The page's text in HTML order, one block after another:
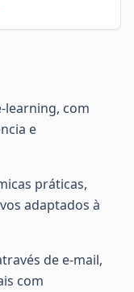
learning, com
e
práticas,
adaptados à
de e-mail,
com